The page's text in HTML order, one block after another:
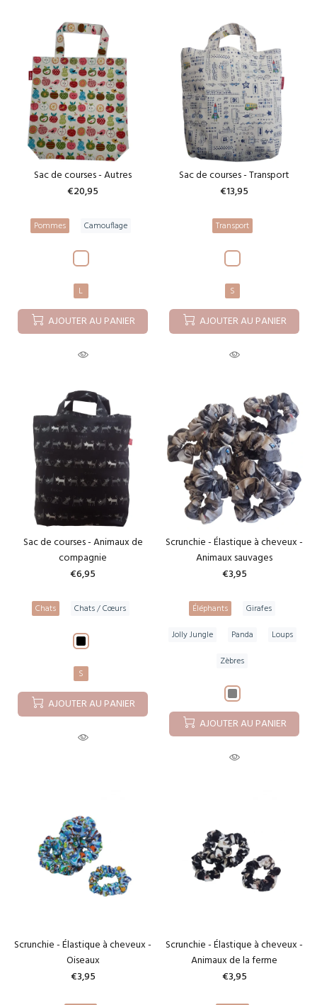
Sac de courses - Autres
€20,95
Pommes Camouflage
L
AJOUTER AU PANIER
Sac de courses - Transport
€13,95
Transport
S
AJOUTER AU PANIER
Sac de courses - Animaux de
compagnie
€6,95
Chats Chats / Cœurs
S
AJOUTER AU PANIER
Scrunchie - Élastique à cheveux -
Animaux sauvages
€3,95
Éléphants
Girafes
Jolly Jungle
Panda
Loups
Zèbres
AJOUTER AU PANIER
Scrunchie - Élastique à cheveux -
Oiseaux
€3,95
Scrunchie - Élastique à cheveux -
Animaux de la ferme
€3,95